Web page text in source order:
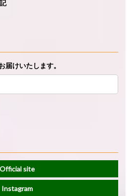
届けいたします。
Official site
Instagram